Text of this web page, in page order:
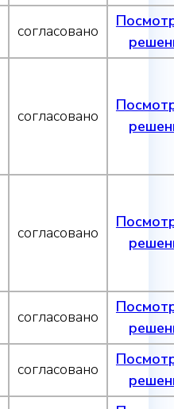
согласовано
согласовано
согласовано
согласовано
согласовано